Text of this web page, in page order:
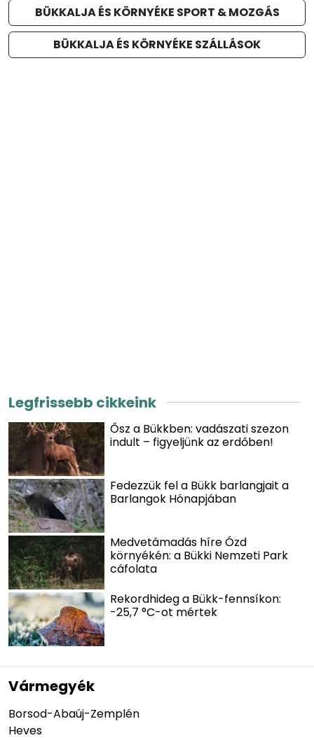
BÜKKALJA ÉS KÖRNYÉKE SPORT & MOZGÁS
BÜKKALJA ÉS KÖRNYÉKE SZÁLLÁSOK
Legfrissebb cikkeink
Ősz a Bükkben: vadászati szezon
indult – figyeljünk az erdőben!
Fedezzük fel a Bükk barlangjait a
Barlangok Hónapjában
Medvetámadás híre Ózd
környékén: a Bükki Nemzeti Park
cáfolata
Rekordhideg a Bükk-fennsíkon:
-25,7 °C-ot mértek
Vármegyék
Borsod-Abaúj-Zemplén
Heves